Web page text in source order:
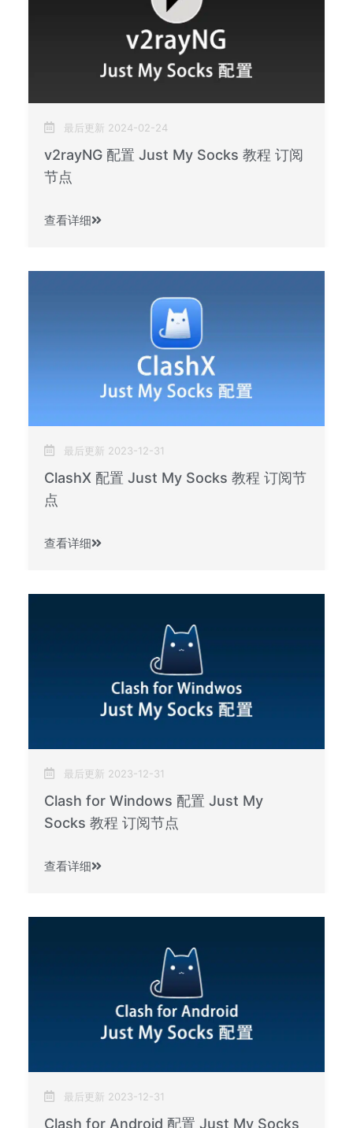
最后更新 2024-02-24
v2rayNG 配置 Just My Socks 教程 订阅
节点
查看详细
最后更新 2023-12-31
ClashX 配置 Just My Socks 教程 订阅节
点
查看详细
最后更新 2023-12-31
Clash for Windows 配置 Just My
Socks 教程 订阅节点
查看详细
最后更新 2023-12-31
Clash for Android 配置 Just My Socks